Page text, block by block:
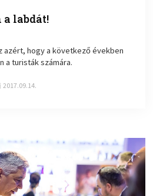
a labdát!
azért, hogy a következő években
a turisták számára.
2017.09.14.